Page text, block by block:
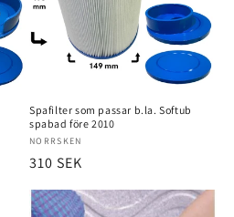
Spafilter som passar b.la. Softub
spabad före 2010
Säljare:
NORRSKEN
Ordinarie
pris
310 SEK